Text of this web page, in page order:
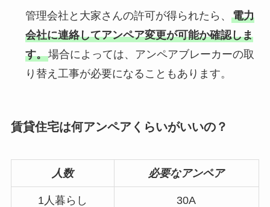
管理会社と大家さんの許可が得られたら、 電力
会社に連絡してアンペア変更が可能か確認しま
す。場合によっては、アンペアブレーカーの取
り替え工事が必要になることもあります。
賃貸住宅は何アンペアくらいがいいの？
人数 必要なアンペア
1人暮らし 30A